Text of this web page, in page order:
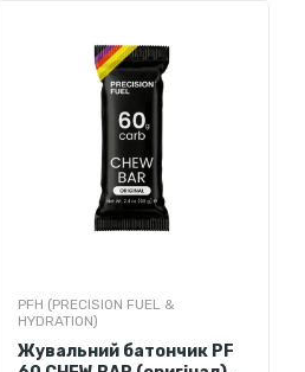
PFH (PRECISION FUEL &
HYDRATION)
Жувальний батончик PF